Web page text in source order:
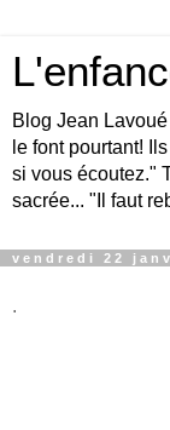
Blog Jean
le font pourtant!
si vous écoutez."
sacrée... "Il faut
vendredi 22
.